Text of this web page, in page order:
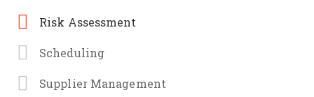
Risk Assessment
Scheduling
Supplier Management